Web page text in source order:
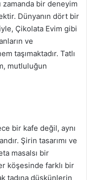
zamanda bir deneyim
Dünyanın dört bir
Çikolata Evim gibi
ve
taşımaktadır. Tatlı
mutluluğun
bir kafe değil, aynı
Şirin tasarımı ve
masalsı bir
köşesinde farklı bir
tadına düşkünlerin